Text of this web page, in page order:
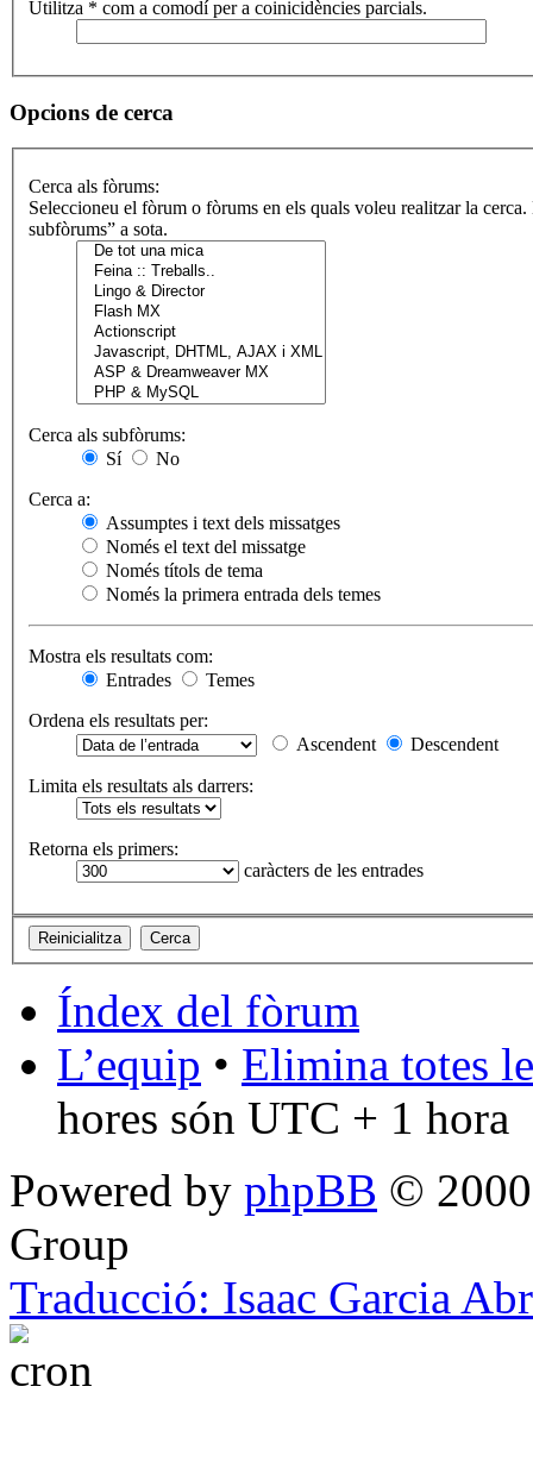
Utilitza * com a comodí per a coinicidències parcials.
Opcions de cerca
Cerca als fòrums:
Seleccioneu el fòrum o fòrums en els quals voleu realitzar la
subfòrums” a sota.
Cerca als subfòrums:
Sí
No
Cerca a:
Assumptes i text dels missatges
Només el text del missatge
Només títols de tema
Només la primera entrada dels temes
Mostra els resultats com:
Entrades
Temes
Ordena els resultats per:
Ascendent
Descendent
Limita els resultats als darrers:
Retorna els primers:
caràcters de les entrades
Índex del fòrum
L’equip • Elimina totes
hores són UTC + 1 hora
Powered by phpBB ©
Group
Traducció: Isaac Garcia